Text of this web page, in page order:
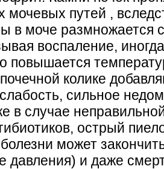
мочевых путей ,
в моче размножается
воспаление,
повышается
колике
сильное
в случае
острый
может
давления) и даже